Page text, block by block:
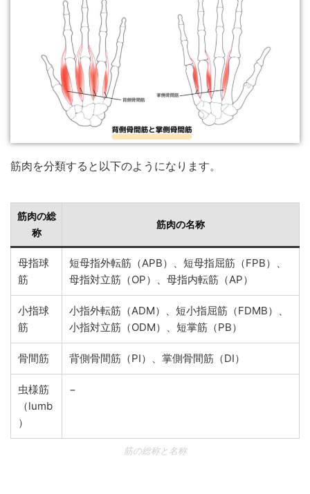
筋肉を分類すると以下のようになります。
筋肉の総
称
筋肉の名称
母指球
筋
短母指外転筋（APB）、短母指屈筋（FPB）、
母指対立筋（OP）、母指内転筋（AP）
小指球
筋
小指外転筋（ADM）、短小指屈筋（FDMB）、
小指対立筋（ODM）、短掌筋（PB）
骨間筋 背側骨間筋（PI）、掌側骨間筋（DI）
虫様筋
（lumb
）
−
筋の総称と名称